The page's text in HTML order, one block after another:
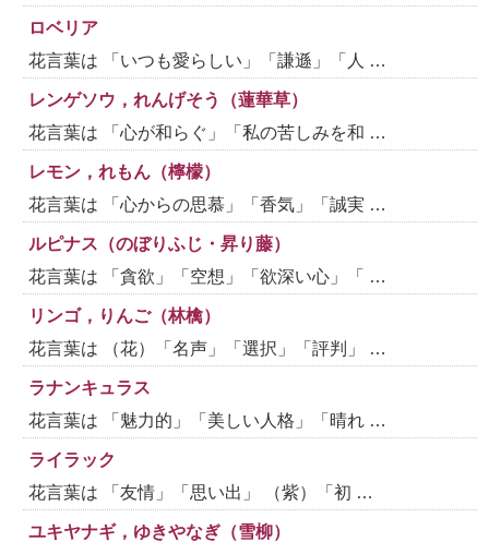
ロベリア
花言葉は 「いつも愛らしい」「謙遜」「人 …
レンゲソウ，れんげそう（蓮華草）
花言葉は 「心が和らぐ」「私の苦しみを和 …
レモン，れもん（檸檬）
花言葉は 「心からの思慕」「香気」「誠実 …
ルピナス（のぼりふじ・昇り藤）
花言葉は 「貪欲」「空想」「欲深い心」「 …
リンゴ，りんご（林檎）
花言葉は （花）「名声」「選択」「評判」 …
ラナンキュラス
花言葉は 「魅力的」「美しい人格」「晴れ …
ライラック
花言葉は 「友情」「思い出」 （紫）「初 …
ユキヤナギ，ゆきやなぎ（雪柳）